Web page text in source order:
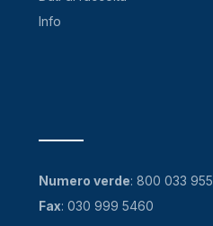
Info
Numero verde:800 033 955
Fax: 030 999 5460